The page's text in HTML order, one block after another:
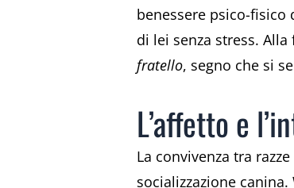
benessere psico-
di lei senza stress.
fratello, segno che si
L’affetto e
La convivenza tra
socializzazione